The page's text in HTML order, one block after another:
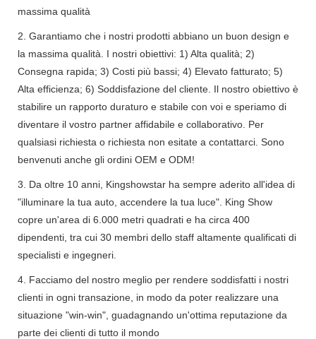
massima qualità
2. Garantiamo che i nostri prodotti abbiano un buon design e
la massima qualità. I ​​nostri obiettivi: 1) Alta qualità; 2)
Consegna rapida; 3) Costi più bassi; 4) Elevato fatturato; 5)
Alta efficienza; 6) Soddisfazione del cliente. Il nostro obiettivo è
stabilire un rapporto duraturo e stabile con voi e speriamo di
diventare il vostro partner affidabile e collaborativo. Per
qualsiasi richiesta o richiesta non esitate a contattarci. Sono
benvenuti anche gli ordini OEM e ODM!
3. Da oltre 10 anni, Kingshowstar ha sempre aderito all'idea di
"illuminare la tua auto, accendere la tua luce". King Show
copre un'area di 6.000 metri quadrati e ha circa 400
dipendenti, tra cui 30 membri dello staff altamente qualificati di
specialisti e ingegneri.
4. Facciamo del nostro meglio per rendere soddisfatti i nostri
clienti in ogni transazione, in modo da poter realizzare una
situazione "win-win", guadagnando un'ottima reputazione da
parte dei clienti di tutto il mondo